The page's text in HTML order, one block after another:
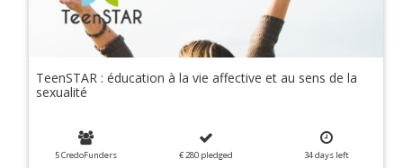
TeenSTAR : éducation à la vie affective et au sens de la
sexualité
5 CredoFunders € 280 pledged 34daysleft